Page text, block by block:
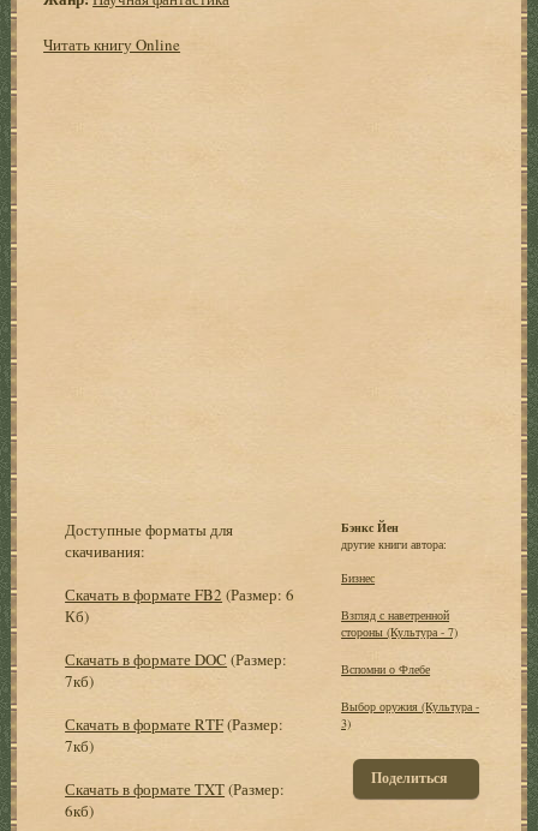
Читать книгу Online
Доступные форматы для
скачивания:
Скачать в формате FB2 (Размер: 6
Кб)
Скачать в формате DOC (Размер:
7кб)
Скачать в формате RTF(Размер:
7кб)
Скачать в формате TXT(Размер:
6кб)
Бэнкс Йен
другие книги автора:
Бизнес
Взгляд с наветренной
стороны (Культура - 7)
Вспомни о Флебе
Выбор оружия (Культура -
3)
Поделиться